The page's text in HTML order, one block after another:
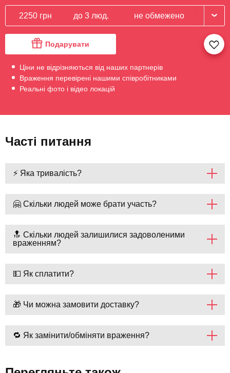
2250 грн до 3 люд. не обмежено
Подарувати
Ціни не відрізняються від наших партнерів
Враження перевірені нашими співробітниками
Реальні фото і відео локацій
Часті питання
⚡ Яка тривалість?
🤗 Скільки людей може брати участь?
🔝 Скільки людей залишилися задоволеними
враженням?
💵 Як сплатити?
🎁 Чи можна замовити доставку?
🔁 Як замінити/обміняти враження?